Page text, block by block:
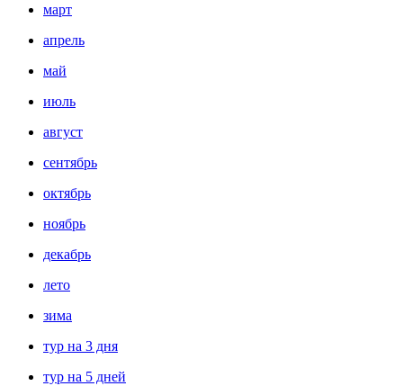
март
апрель
май
июль
август
сентябрь
октябрь
ноябрь
декабрь
лето
зима
тур на 3 дня
тур на 5 дней